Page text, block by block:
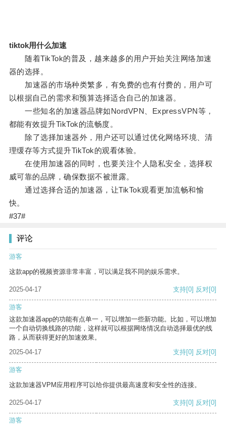
tiktok用什么加速
随着TikTok的普及，越来越多的用户开始关注网络加速
器的选择。
加速器的市场种类繁多，有免费的也有付费的，用户可
以根据自己的需求和预算选择适合自己的加速器。
一些知名的加速器品牌如NordVPN、ExpressVPN等，
都能有效提升TikTok的流畅度。
除了选择加速器外，用户还可以通过优化网络环境、清
理缓存等方式提升TikTok的观看体验。
在使用加速器的同时，也要关注个人隐私安全，选择权
威可靠的品牌，确保数据不被泄露。
通过选择合适的加速器，让TikTok观看更加流畅和愉
快。
#37#
评论
游客
这款app的视频资源非常丰富，可以满足我不同的娱乐需求。
2025-04-17 支持[0] 反对[0]
游客
这款加速器app的功能有点单一，可以增加一些新功能。比如，可以增加
一个自动切换线路的功能，这样就可以根据网络情况自动选择最优的线
路，从而获得更好的加速效果。
2025-04-17
支持[0] 反对[0]
游客
这款加速器VPM应用程序可以给你提供最高速度和安全性的连接。
2025-04-17 支持[0] 反对[0]
游客